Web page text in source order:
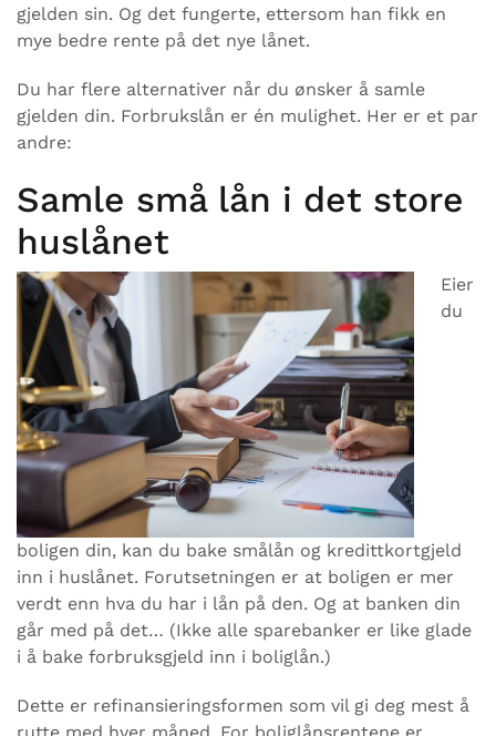
gjelden sin. Og det fungerte, ettersom han fikk en
mye bedre rente på det nye lånet.
Du har flere alternativer når du ønsker å samle
gjelden din. Forbrukslån er én mulighet. Her er et par
andre:
Samle små lån i det store
huslånet
Eier
du
boligen din, kan du bake smålån og kredittkortgjeld
inn i huslånet. Forutsetningen er at boligen er mer
verdt enn hva du har i lån på den. Og at banken din
går med på det… (Ikke alle sparebanker er like glade
i å bake forbruksgjeld inn i boliglån.)
Dette er refinansieringsformen som vil gi deg mest å
rutte med hver måned. For boliglånsrentene er